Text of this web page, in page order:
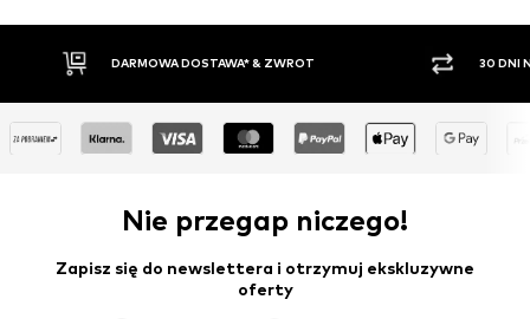
DARMOWA DOSTAWA* & ZWROT 30 DNI NA
Nie przegap niczego!
Zapisz się do newslettera i otrzymuj ekskluzywne
oferty